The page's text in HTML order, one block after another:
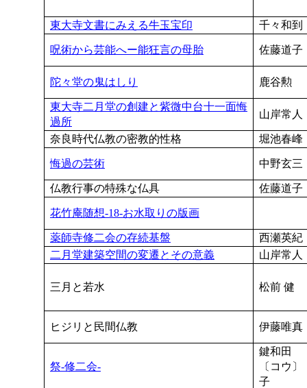
東大寺文書にみえる牛玉宝印 千々和到
呪術から芸能へー能狂言の母胎 佐藤道子
陀々堂の鬼はしり 鹿谷勲
東大寺二月堂の創建と紫微中台十一面悔
過所
山岸常人
奈良時代仏教の密教的性格 堀池春峰
悔過の芸術 中野玄三
仏教行事の特殊な仏具 佐藤道子
花竹庵随想-18-お水取りの版画
薬師寺修二会の存続基盤
西瀬英紀
二月堂建築空間の変遷とその意義
山岸常人
三月と若水 松前 健
ヒジリと民間仏教 伊藤唯真
祭-修二会-
鍵和田
〔コウ〕
子